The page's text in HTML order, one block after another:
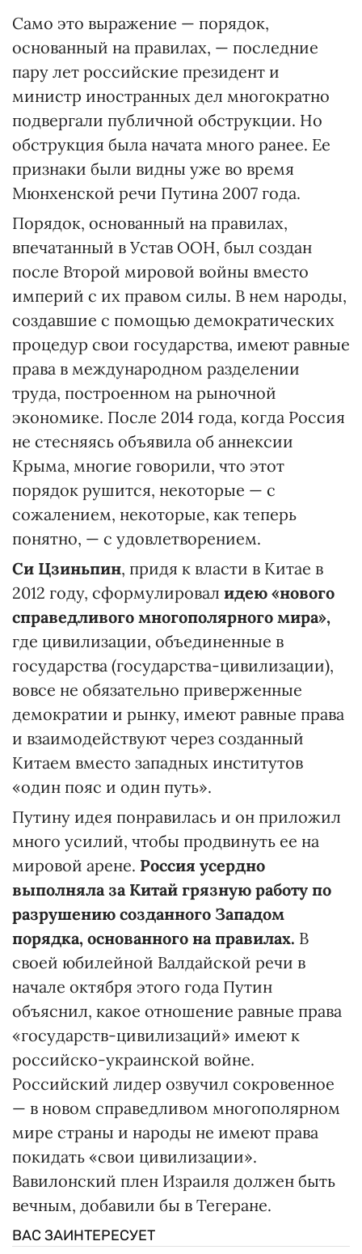
Само это выражение — порядок,
основанный на правилах, — последние
пару лет российские президент и
министр иностранных дел многократно
подвергали публичной обструкции. Но
обструкция была начата много ранее. Ее
признаки были видны уже во время
Мюнхенской речи Путина 2007 года.
Порядок, основанный на правилах,
впечатанный в Устав ООН, был создан
после Второй мировой войны вместо
империй с их правом силы. В нем народы,
создавшие с помощью демократических
процедур свои государства, имеют равные
права в международном разделении
труда, построенном на рыночной
экономике. После 2014 года, когда Россия
не стесняясь объявила об аннексии
Крыма, многие говорили, что этот
порядок рушится, некоторые — с
сожалением, некоторые, как теперь
понятно, — с удовлетворением.
Си Цзиньпин, придя к власти в Китае в
2012 году, сформулировал идею «нового
справедливого многополярного мира»,
где цивилизации, объединенные в
государства (государства-цивилизации),
вовсе не обязательно приверженные
демократии и рынку, имеют равные права
и взаимодействуют через созданный
Китаем вместо западных институтов
«один пояс и один путь».
Путину идея понравилась и он приложил
много усилий, чтобы продвинуть ее на
мировой арене. Россия усердно
выполняла за Китай грязную работу по
разрушению созданного Западом
порядка, основанного на правилах. В
своей юбилейной Валдайской речи в
начале октября этого года Путин
объяснил, какое отношение равные права
«государств-цивилизаций» имеют к
российско-украинской войне.
Российский лидер озвучил сокровенное
— в новом справедливом многополярном
мире страны и народы не имеют права
покидать «свои цивилизации».
Вавилонский плен Израиля должен быть
вечным, добавили бы в Тегеране.
ВАС ЗАИНТЕРЕСУЕТ